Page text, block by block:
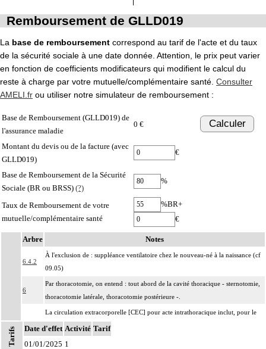
Remboursement de GLLD019
La base de remboursement correspond au tarif de l'acte et du taux
de la sécurité sociale à une date donnée. Attention, le prix peut varier
en fonction de coefficients modificateurs qui modifient le calcul du
reste à charge par votre mutuelle/complémentaire santé. Consulter
AMELI.fr ou utiliser notre simulateur de remboursement :
Base de Remboursement (GLLD019) de
l'assurance maladie
0 € Calculer
Montant du devis ou de la facture (avec
GLLD019)
€
Base de Remboursement de la Sécurité
Sociale (BR ou BRSS) (?)
%
Taux de Remboursement de votre
mutuelle/complémentaire santé
%BR+
€
Arbre Notes
6.4.2
À l'exclusion de : suppléance ventilatoire chez le nouveau-né à la naissance (cf
09.05)
6
Par thoracotomie, on entend : tout abord de la cavité thoracique - sternotomie,
thoracotomie latérale, thoracotomie postérieure -.
La circulation extracorporelle [CEC] pour acte intrathoracique inclut, pour le
chirurgien, l'installation, la conduite de la circulation extracorporelle, et son
ablation. Elle inclut les responsabilités suivantes :
Tarifs Date d'effet Activité Tarif
01/01/2025 1